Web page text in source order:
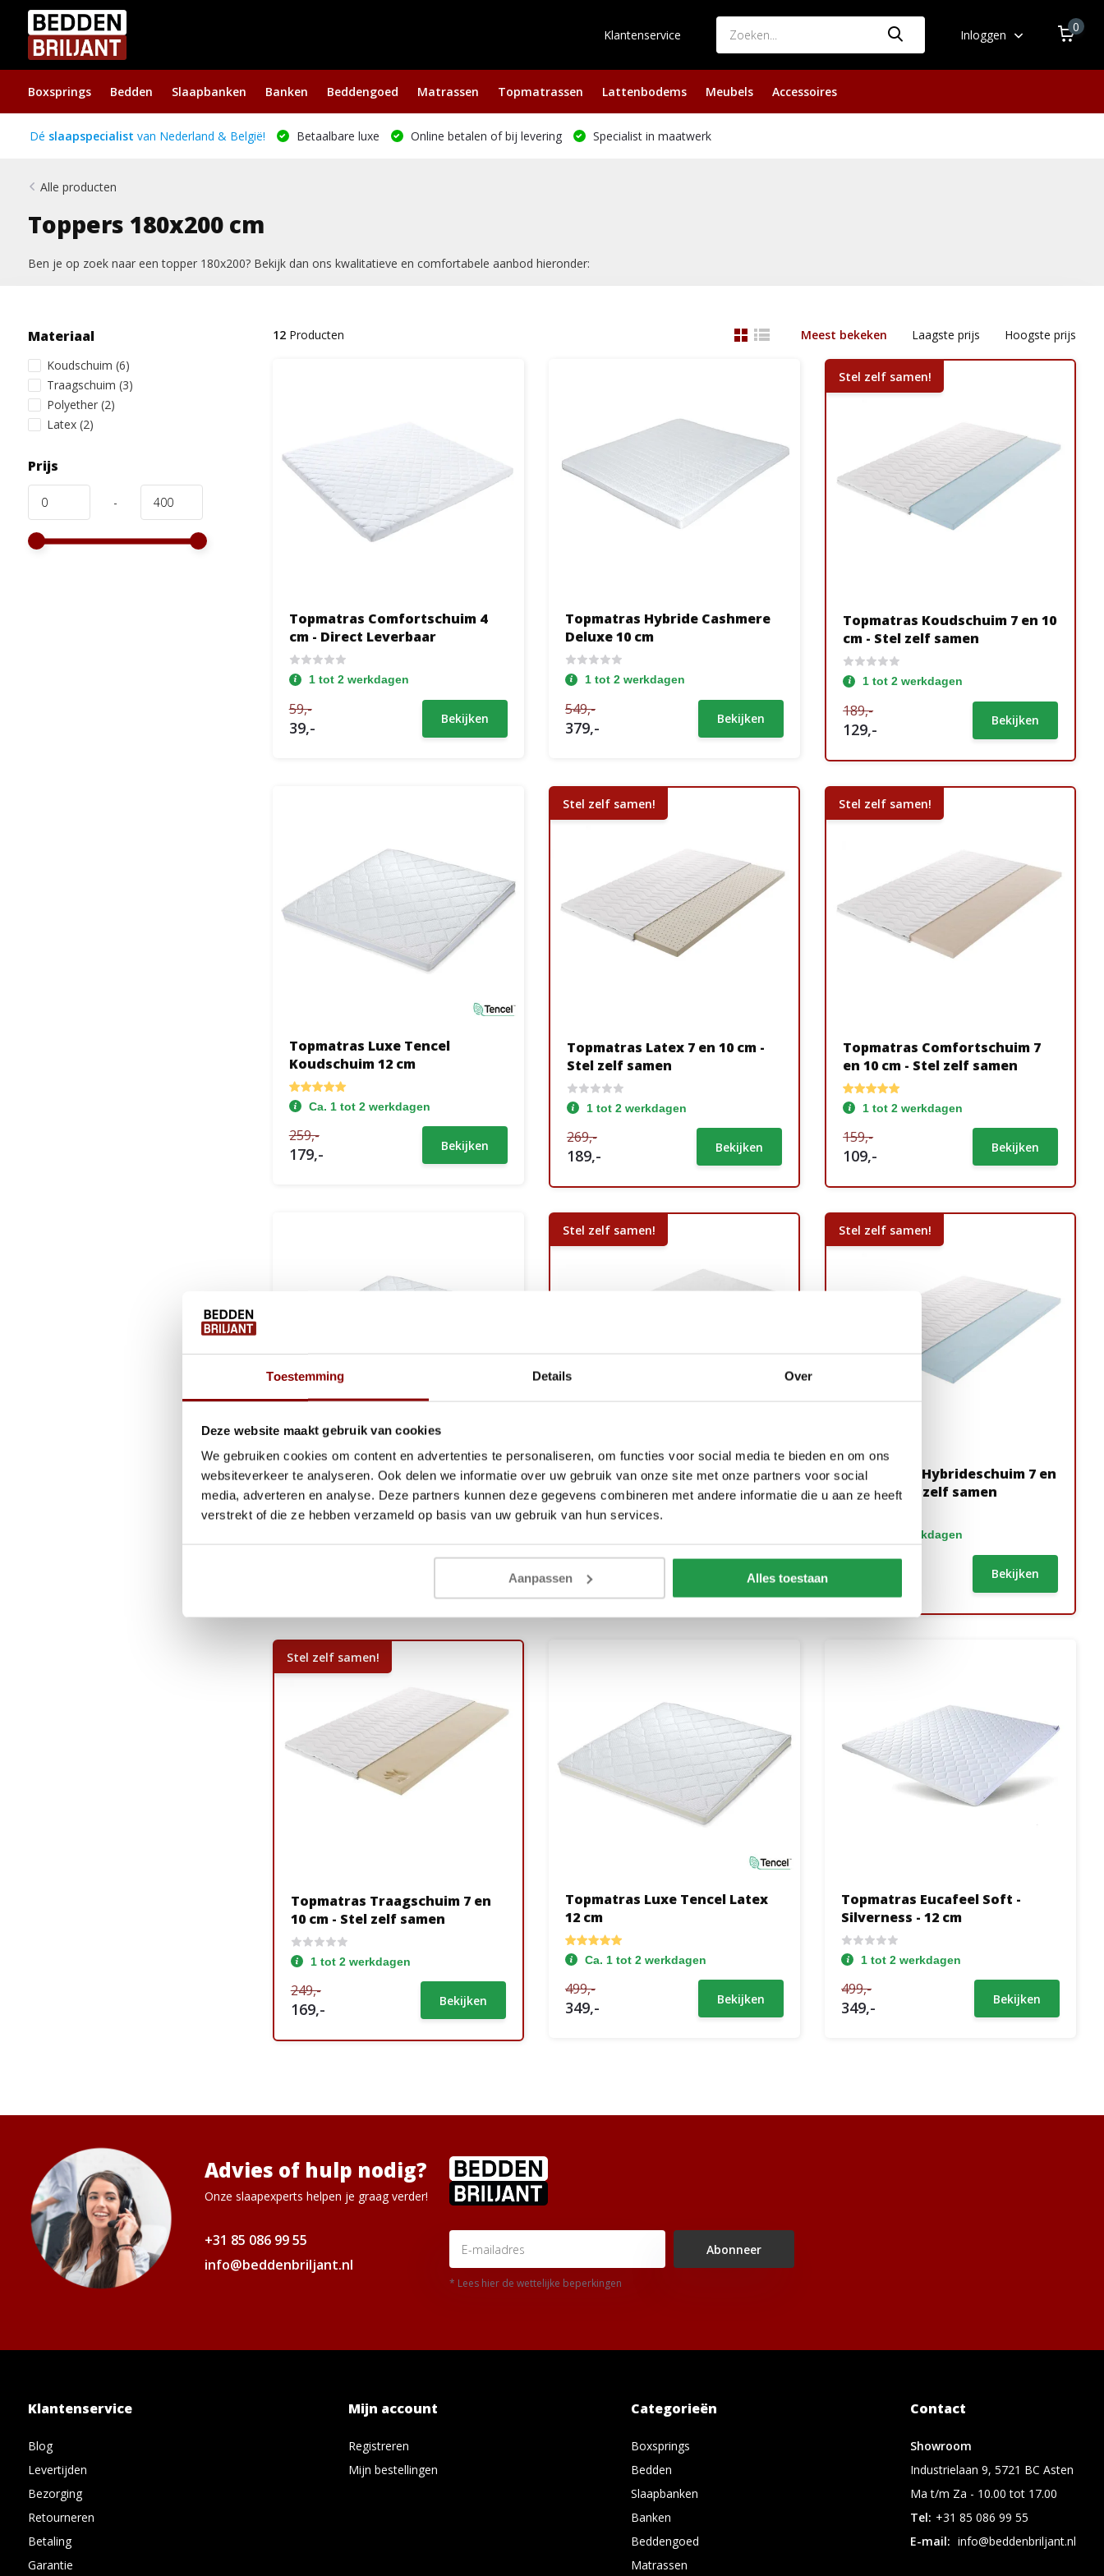
Toestemming Details Over
Deze website maakt gebruik van cookies
We gebruiken cookies om content en advertenties te personaliseren, om functies voor social media te bieden en om ons
websiteverkeer te analyseren. Ook delen we informatie over uw gebruik van onze site met onze partners voor social
media, adverteren en analyse. Deze partners kunnen deze gegevens combineren met andere informatie die u aan ze heeft
verstrekt of die ze hebben verzameld op basis van uw gebruik van hun services.
Aanpassen Alles toestaan
Klantenservice Inloggen
0
Boxsprings Bedden Slaapbanken Banken Beddengoed Matrassen Topmatrassen Lattenbodems Meubels Accessoires
Dé slaapspecialist van Nederland & België! Betaalbare luxe Online betalen of bij levering Specialist in maatwerk
Alle producten
Toppers 180x200 cm
Ben je op zoek naar een topper 180x200? Bekijk dan ons kwalitatieve en comfortabele aanbod hieronder:
Materiaal
Koudschuim (6)
Traagschuim (3)
Polyether (2)
Latex (2)
Prijs
-
12Producten Meest bekeken Laagste prijs Hoogste prijs
Topmatras Comfortschuim 4
cm - Direct Leverbaar
1 tot 2 werkdagen
59,-
39,- Bekijken
Topmatras Hybride Cashmere
Deluxe 10 cm
1 tot 2 werkdagen
549,-
379,- Bekijken
Stel zelf samen!
Topmatras Koudschuim 7 en 10
cm - Stel zelf samen
1 tot 2 werkdagen
189,-
129,- Bekijken
Topmatras Luxe Tencel
Koudschuim 12 cm
Ca. 1 tot 2 werkdagen
259,-
179,- Bekijken
Stel zelf samen!
Topmatras Latex 7 en 10 cm -
Stel zelf samen
1 tot 2 werkdagen
269,-
189,- Bekijken
Stel zelf samen!
Topmatras Comfortschuim 7
en 10 cm - Stel zelf samen
1 tot 2 werkdagen
159,-
109,- Bekijken
Topmatras Luxe Tencel
Traagschuim 12 cm
Stel zelf samen!
Combi Topmatras Koud +
Traagschuim 8 en 10 cm - Stel
zelf samen
249,-
169,- Bekijken
Stel zelf samen!
Topmatras Hybrideschuim 7 en
10 cm - Stel zelf samen
1 tot 2 werkdagen
Bekijken
Stel zelf samen!
Topmatras Traagschuim 7 en
10 cm - Stel zelf samen
1 tot 2 werkdagen
249,-
169,- Bekijken
Topmatras Luxe Tencel Latex
12 cm
Ca. 1 tot 2 werkdagen
499,-
349,- Bekijken
Topmatras Eucafeel Soft -
Silverness - 12 cm
1 tot 2 werkdagen
499,-
349,- Bekijken
Advies of hulp nodig?
Onze slaapexperts helpen je graag verder!
+31 85 086 99 55
info@beddenbriljant.nl
Abonneer
* Lees hier de wettelijke beperkingen
Klantenservice
Blog
Levertijden
Bezorging
Retourneren
Betaling
Garantie
Mijn account
Registreren
Mijn bestellingen
Categorieën
Boxsprings
Bedden
Slaapbanken
Banken
Beddengoed
Matrassen
Contact
Showroom
Industrielaan 9, 5721 BC Asten
Ma t/m Za - 10.00 tot 17.00
Tel: +31 85 086 99 55
E-mail: info@beddenbriljant.nl